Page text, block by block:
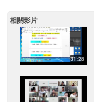
相關影片
31:28